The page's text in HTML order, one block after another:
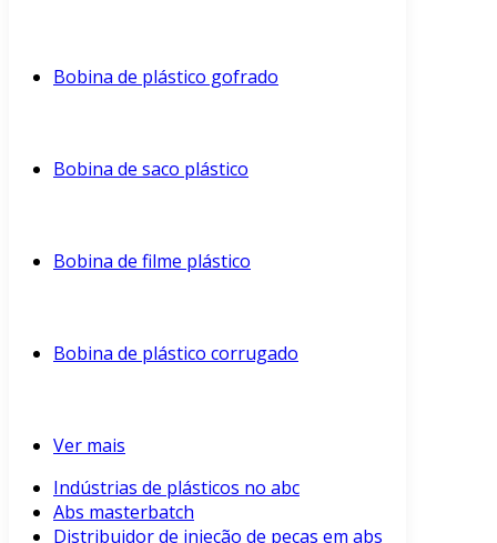
Bobina de plástico gofrado
Bobina de saco plástico
Bobina de filme plástico
Bobina de plástico corrugado
Ver mais
Indústrias de plásticos no abc
Abs masterbatch
Distribuidor de injeção de peças em abs